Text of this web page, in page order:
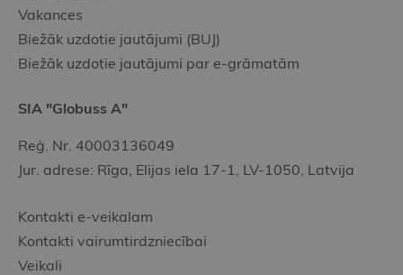
Vakances
Biežāk uzdotie jautājumi (BUJ)
Biežāk uzdotie jautājumi par e-grāmatām
SIA "Globuss A"
Reģ. Nr. 40003136049
Jur. adrese: Rīga, Elijas iela 17-1, LV-1050, Latvija
Kontakti e-veikalam
Kontakti vairumtirdzniecībai
Veikali